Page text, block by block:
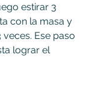
estirar 3
con la masa y
Ese paso
lograr el